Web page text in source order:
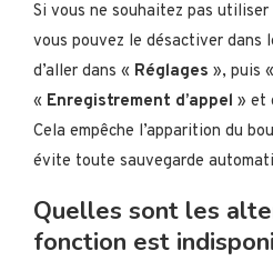
Si vous ne souhaitez pas utiliser
vous pouvez le désactiver dans
d’aller dans « Réglages », puis «
« Enregistrement d’appel » et
Cela empêche l’apparition du
évite toute sauvegarde
Quelles sont les
fonction est